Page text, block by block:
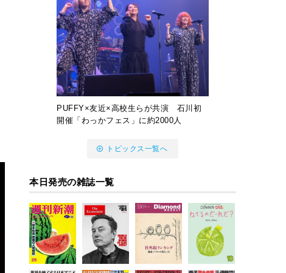
PUFFY×友近×高校生らが共演 石川初
開催「わっかフェス」に約2000人
トピックス一覧へ
本日発売の雑誌一覧